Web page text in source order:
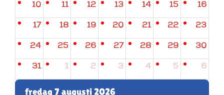
10 11 12 13 14 15 16
17 18 19 20 21 22 23
24 25 26 27 28 29 30
31 1 2 3 4 5 6
fredag 7 augusti 2026